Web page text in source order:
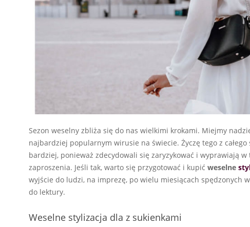
Sezon weselny zbliża się do nas wielkimi krokami. Miejmy
najbardziej popularnym wirusie na świecie. Życzę tego z
bardziej, ponieważ zdecydowali się zaryzykować i wyprawiają w
zaproszenia. Jeśli tak, warto się przygotować i kupić weselne
wyjście do ludzi, na imprezę, po wielu miesiącach spędzonych
do lektury.
Weselne stylizacja dla z sukienkami